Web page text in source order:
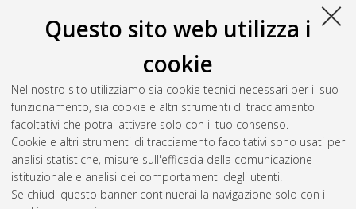
Questo sito web utilizza i
cookie
Nel nostro sito utilizziamo sia cookie tecnici necessari per il suo
funzionamento, sia cookie e altri strumenti di tracciamento
facoltativi che potrai attivare solo con il tuo consenso.
Cookie e altri strumenti di tracciamento facoltativi sono usati per
analisi statistiche, misure sull'efficacia della comunicazione
istituzionale e analisi dei comportamenti degli utenti.
Se chiudi questo banner continuerai la navigazione solo con i
promozione e gestione degli ordini in ambito ristorazione.
[Laurea], Università di Bologna, Corso di Studio inIngegneria
elettronica e telecomunicazioni [L-DM270]
Questa lista e' stata generata ilMon Aug 10 13:45:06 2026
CEST